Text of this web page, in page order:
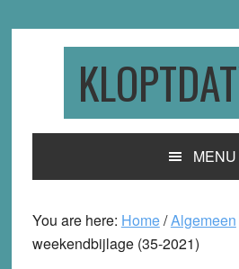
MENU
You are here: Home/Algemeen
weekendbijlage (35-2021)